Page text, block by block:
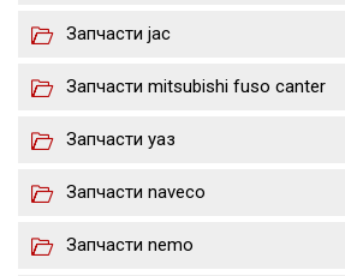
Запчасти jac
Запчасти mitsubishi fuso canter
Запчасти уаз
Запчасти naveco
Запчасти nemo